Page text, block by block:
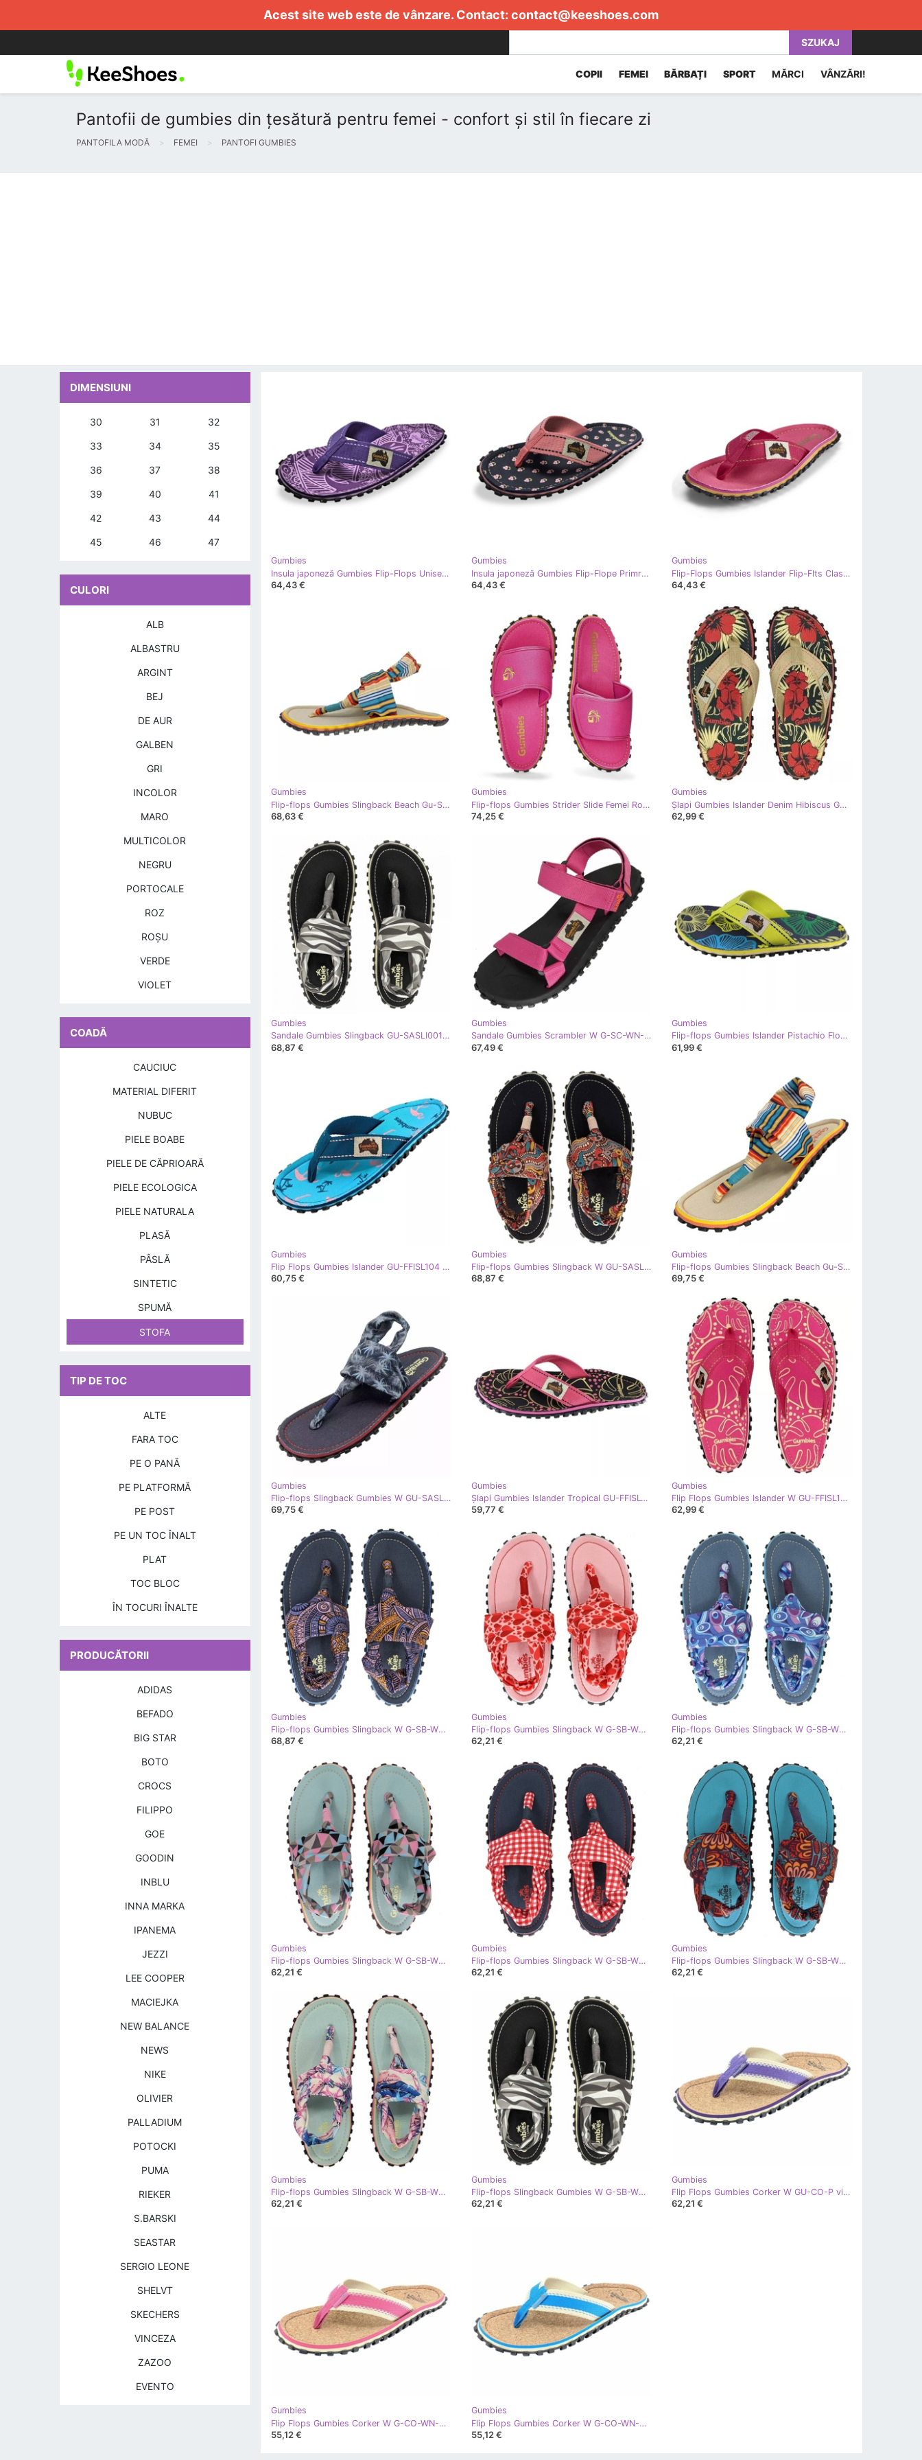
Acest site web este de vânzare. Contact: contact@keeshoes.com
SZUKAJ
COPII FEMEI BĂRBAȚI SPORT MĂRCI VÂNZĂRI!
Pantofii de gumbies din țesătură pentru femei - confort și stil în fiecare zi
PANTOFILA MODĂ FEMEI PANTOFI GUMBIES
Gumbies
Insula japoneză Gumbies Flip-Flops Unisex Purple Semnătură GU-FFISL151 violet
64,43 €
Gumbies
Insula japoneză Gumbies Flip-Flope Primrose Gu-Ffisl150 roz
64,43 €
Gumbies
Flip-Flops Gumbies Islander Flip-Flts Classic Gu-Ffisl125 roz
64,43 €
Gumbies
Flip-flops Gumbies Slingback Beach Gu-Sasli042 galben
68,63 €
Gumbies
Flip-flops Gumbies Strider Slide Femei Roz GU-SDSTR029
74,25 €
Gumbies
Șlapi Gumbies Islander Denim Hibiscus GU-FFISL109 multicolor
62,99 €
Gumbies
Sandale Gumbies Slingback GU-SASLI001 negru
68,87 €
Gumbies
Sandale Gumbies Scrambler W G-SC-WN-ROZ
67,49 €
Gumbies
Flip-flops Gumbies Islander Pistachio Flowers GU-FFISL111 verde
61,99 €
Gumbies
Flip Flops Gumbies Islander GU-FFISL104 albastru
60,75 €
Gumbies
Flip-flops Gumbies Slingback W GU-SASLI094 multicolor
68,87 €
Gumbies
Flip-flops Gumbies Slingback Beach Gu-Sasli042 multicolor
69,75 €
Gumbies
Flip-flops Slingback Gumbies W GU-SASLI023 albastru
69,75 €
Gumbies
Șlapi Gumbies Islander Tropical GU-FFISL103 roz
59,77 €
Gumbies
Flip Flops Gumbies Islander W GU-FFISL101 roz
62,99 €
Gumbies
Flip-flops Gumbies Slingback W G-SB-WN-AZTEC multicolor
68,87 €
Gumbies
Flip-flops Gumbies Slingback W G-SB-WN-LVHR multicolor
62,21 €
Gumbies
Flip-flops Gumbies Slingback W G-SB-WN-PEAC albastru
62,21 €
Gumbies
Flip-flops Gumbies Slingback W G-SB-WN-GEOM multicolor
62,21 €
Gumbies
Flip-flops Gumbies Slingback W G-SB-WN-PICNIC roşu
62,21 €
Gumbies
Flip-flops Gumbies Slingback W G-SB-WN-TRVN multicolor
62,21 €
Gumbies
Flip-flops Gumbies Slingback W G-SB-WN-MP multicolor
62,21 €
Gumbies
Flip-flops Slingback Gumbies W G-SB-WN-BL negru
62,21 €
Gumbies
Flip Flops Gumbies Corker W GU-CO-P violet
62,21 €
Gumbies
Flip Flops Gumbies Corker W G-CO-WN-P roz
55,12 €
Gumbies
Flip Flops Gumbies Corker W G-CO-WN-P albastru
55,12 €
DIMENSIUNI
30 31 32
33 34 35
36 37 38
39 40 41
42 43 44
45 46 47
CULORI
ALB
ALBASTRU
ARGINT
BEJ
DE AUR
GALBEN
GRI
INCOLOR
MARO
MULTICOLOR
NEGRU
PORTOCALE
ROZ
ROŞU
VERDE
VIOLET
COADĂ
CAUCIUC
MATERIAL DIFERIT
NUBUC
PIELE BOABE
PIELE DE CĂPRIOARĂ
PIELE ECOLOGICA
PIELE NATURALA
PLASĂ
PÂSLĂ
SINTETIC
SPUMĂ
STOFA
TIP DE TOC
ALTE
FARA TOC
PE O PANĂ
PE PLATFORMĂ
PE POST
PE UN TOC ÎNALT
PLAT
TOC BLOC
ÎN TOCURI ÎNALTE
PRODUCĂTORII
ADIDAS
BEFADO
BIG STAR
BOTO
CROCS
FILIPPO
GOE
GOODIN
INBLU
INNA MARKA
IPANEMA
JEZZI
LEE COOPER
MACIEJKA
NEW BALANCE
NEWS
NIKE
OLIVIER
PALLADIUM
POTOCKI
PUMA
RIEKER
S.BARSKI
SEASTAR
SERGIO LEONE
SHELVT
SKECHERS
VINCEZA
ZAZOO
EVENTO